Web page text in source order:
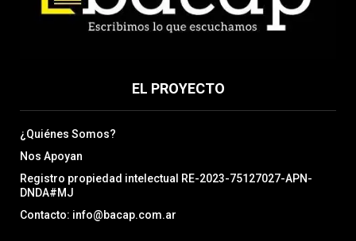
EL PROYECTO
¿Quiénes Somos?
Nos Apoyan
Registro propiedad intelectual RE-2023-75127027-APN-
DNDA#MJ
Contacto: info@bacap.com.ar